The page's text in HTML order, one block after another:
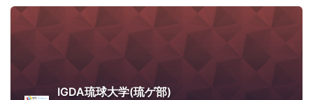
IGDA琉球大学(琉ゲ部)